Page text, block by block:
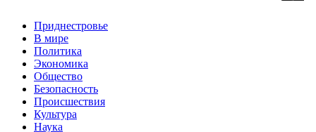
Приднестровье
В мире
Политика
Экономика
Общество
Безопасность
Происшествия
Культура
Наука